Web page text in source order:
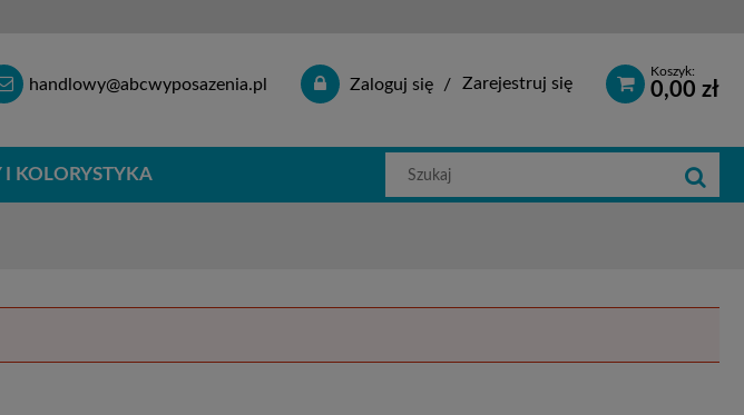
Koszyk:
0,00 zł
Zaloguj się Zarejestruj się
handlowy@abcwyposazenia.pl
KOLORYSTYKA Szukaj
w